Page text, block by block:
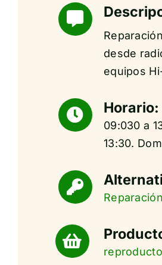
desde
equipos
Horario:
09:030 a
13:30.
Reparación